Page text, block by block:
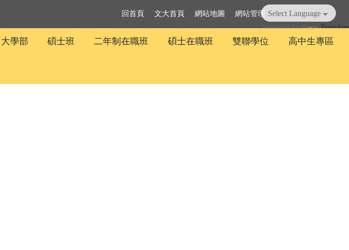
Powered by Translate
回首頁 文大首頁 網站地圖 網站管理
大學部 碩士班 二年制在職班 碩士在職班 雙聯學位 高中生專區